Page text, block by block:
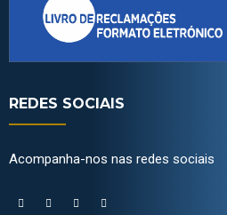
REDES SOCIAIS
Acompanha-nos nas redes sociais